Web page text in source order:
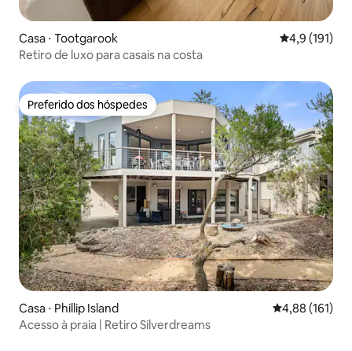
Casa ⋅ Tootgarook 4,9 de uma
4,9 (191)
Retiro de luxo para casais na costa
Preferido dos hóspedes
Preferido dos hóspedes
Casa ⋅ Phillip Island 4,88 de uma
4,88 (161)
Acesso à praia | Retiro Silverdreams